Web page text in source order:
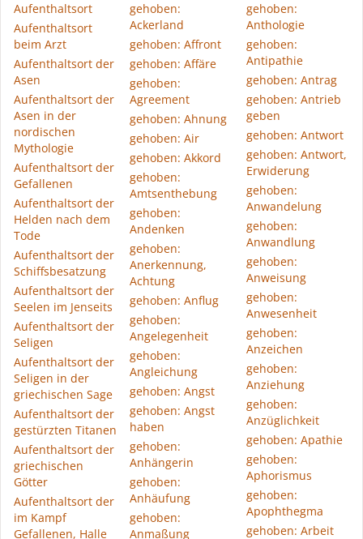
Aufenthaltsort
Aufenthaltsort
beim Arzt
Aufenthaltsort der
Asen
Aufenthaltsort der
Asen in der
nordischen
Mythologie
Aufenthaltsort der
Gefallenen
Aufenthaltsort der
Helden nach dem
Tode
Aufenthaltsort der
Schiffsbesatzung
Aufenthaltsort der
Seelen im Jenseits
Aufenthaltsort der
Seligen
Aufenthaltsort der
Seligen in der
griechischen Sage
Aufenthaltsort der
gestürzten Titanen
Aufenthaltsort der
griechischen
Götter
Aufenthaltsort der
im Kampf
Gefallenen, Halle
gehoben:
Ackerland
gehoben: Affront
gehoben: Affäre
gehoben:
Agreement
gehoben: Ahnung
gehoben: Air
gehoben: Akkord
gehoben:
Amtsenthebung
gehoben:
Andenken
gehoben:
Anerkennung,
Achtung
gehoben: Anflug
gehoben:
Angelegenheit
gehoben:
Angleichung
gehoben: Angst
gehoben: Angst
haben
gehoben:
Anhängerin
gehoben:
Anhäufung
gehoben:
Anmaßung
gehoben:
Anthologie
gehoben:
Antipathie
gehoben: Antrag
gehoben: Antrieb
geben
gehoben: Antwort
gehoben: Antwort,
Erwiderung
gehoben:
Anwandelung
gehoben:
Anwandlung
gehoben:
Anweisung
gehoben:
Anwesenheit
gehoben:
Anzeichen
gehoben:
Anziehung
gehoben:
Anzüglichkeit
gehoben: Apathie
gehoben:
Aphorismus
gehoben:
Apophthegma
gehoben: Arbeit